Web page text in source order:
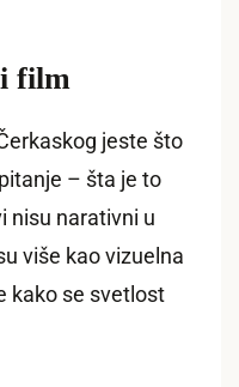
film
jeste što
– šta je to
nisu narativni u
više kao vizuelna
kako se svetlost